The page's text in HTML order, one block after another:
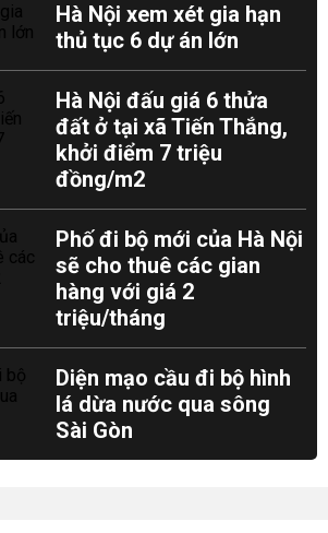
Hà Nội xem xét gia hạn
thủ tục 6 dự án lớn
Hà Nội đấu giá 6 thửa
đất ở tại xã Tiến Thắng,
khởi điểm 7 triệu
đồng/m2
Phố đi bộ mới của Hà Nội
sẽ cho thuê các gian
hàng với giá 2
triệu/tháng
Diện mạo cầu đi bộ hình
lá dừa nước qua sông
Sài Gòn